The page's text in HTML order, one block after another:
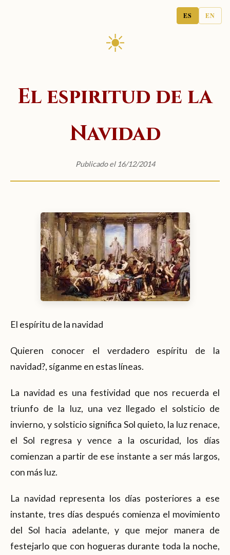
ES EN
☀
El espiritud de la
Navidad
Publicado el 16/12/2014
El espíritu de la navidad
Quieren conocer el verdadero espíritu de la
navidad?, síganme en estas líneas.
La navidad es una festividad que nos recuerda el
triunfo de la luz, una vez llegado el solsticio de
invierno, y solsticio significa Sol quieto, la luz renace,
el Sol regresa y vence a la oscuridad, los días
comienzan a partir de ese instante a ser más largos,
con más luz.
La navidad representa los días posteriores a ese
instante, tres días después comienza el movimiento
del Sol hacia adelante, y que mejor manera de
festejarlo que con hogueras durante toda la noche,